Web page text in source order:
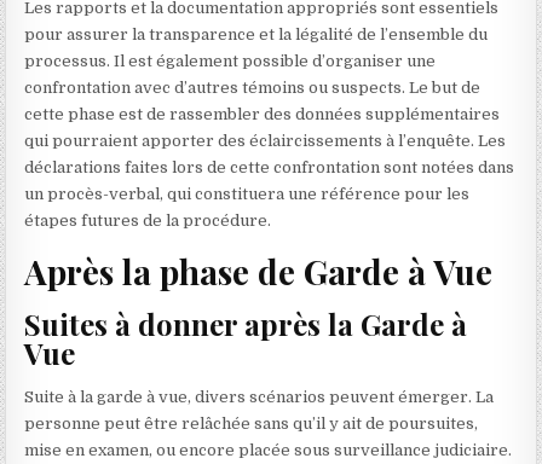
Les rapports et la documentation appropriés sont essentiels
pour assurer la transparence et la légalité de l’ensemble du
processus. Il est également possible d’organiser une
confrontation avec d’autres témoins ou suspects. Le but de
cette phase est de rassembler des données supplémentaires
qui pourraient apporter des éclaircissements à l’enquête. Les
déclarations faites lors de cette confrontation sont notées dans
un procès-verbal, qui constituera une référence pour les
étapes futures de la procédure.
Après la phase de Garde à Vue
Suites à donner après la Garde à
Vue
Suite à la garde à vue, divers scénarios peuvent émerger. La
personne peut être relâchée sans qu’il y ait de poursuites,
mise en examen, ou encore placée sous surveillance judiciaire.